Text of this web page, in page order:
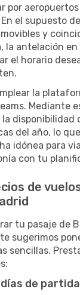
por
el supuesto
y
la antelación
el horario
la
Mediante
disponibilidad
del año, lo
idónea para
con tu
de
tu pasaje de
sugerimos
sencillas.
de